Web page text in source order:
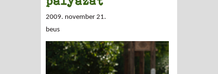
2009. november 21.
beus